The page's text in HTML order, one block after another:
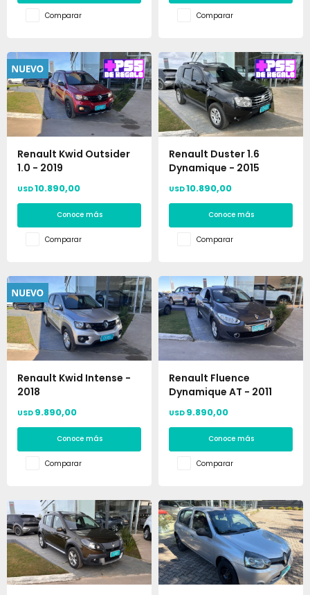
Comparar Comparar
Renault Kwid Outsider
1.0 - 2019
USD10.890,00
Conoce más
Comparar
Renault Duster 1.6
Dynamique - 2015
USD10.890,00
Conoce más
Comparar
Renault Kwid Intense -
2018
USD 9.890,00
Conoce más
Comparar
Renault Fluence
Dynamique AT - 2011
USD 9.890,00
Conoce más
Comparar